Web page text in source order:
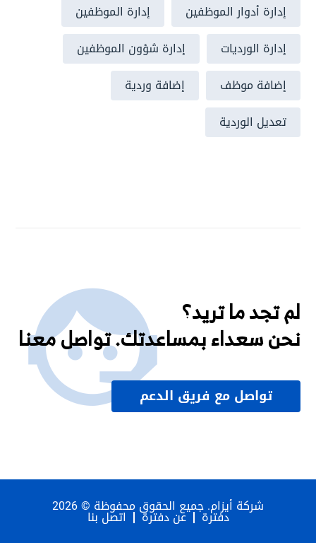
إدارة أدوار الموظفين
إدارة الموظفين
إدارة الورديات
إدارة شؤون الموظفين
إضافة موظف
إضافة وردية
تعديل الوردية
لم تجد ما تريد؟
نحن سعداء بمساعدتك. تواصل معنا
تواصل مع فريق الدعم
شركة أيزام. جميع الحقوق محفوظة © 2026
دفترة عن دفترة اتصل بنا